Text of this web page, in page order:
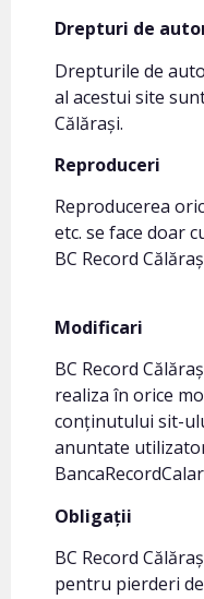
Drepturi de
Drepturile de
al acestui site
Călărași.
Reproduceri
Reproducerea
etc. se face doar
BC Record
Modificari
BC Record
realiza în orice
conținutului sit-
anuntate
Obligații
BC Record
pentru pierderi